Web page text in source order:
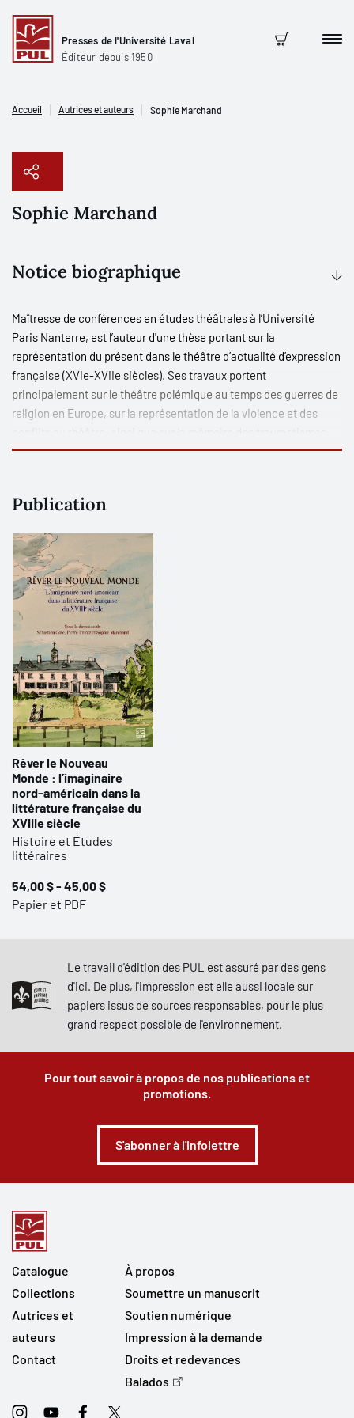
Presses de l'Université Laval
Éditeur depuis 1950
Panier
Accueil Autrices et auteurs Sophie Marchand
Sophie Marchand
Notice biographique
Maîtresse de conférences en études théâtrales à l’Université
Paris Nanterre, est l’auteur d'une thèse portant sur la
représentation du présent dans le théâtre d’actualité d’expression
française (XVIe-XVIIe siècles). Ses travaux portent
principalement sur le théâtre polémique au temps des guerres de
religion en Europe, sur la représentation de la violence et des
Dans le cadre du projet "Performer l’archive", qu’elle mène avec
du théâtre ancien.
Publication
Rêver le Nouveau
Monde : l’imaginaire
nord-américain dans la
littérature française du
XVIIIe siècle
Histoire et Études
littéraires
54,00 $ - 45,00 $
Papier et PDF
Le travail d'édition des PUL est assuré par des gens
d'ici. De plus, l'impression est elle aussi locale sur
papiers issus de sources responsables, pour le plus
grand respect possible de l'environnement.
Pour tout savoir à propos de nos publications et
promotions.
S'abonner à l'infolettre
Catalogue
Collections
Autrices et
auteurs
Contact
À propos
Soumettre un manuscrit
Soutien numérique
Impression à la demande
Droits et redevances
Balados